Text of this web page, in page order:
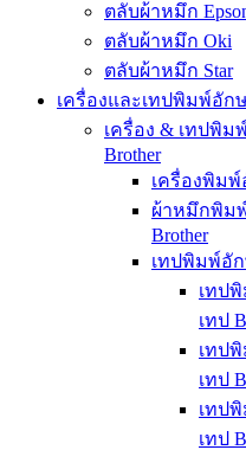
ตลับผ้าหมึก
ตลับผ้าหมึก Oki
ตลับผ้าหมึก Star
เครื่องและเทปพิมพ์อัก
เครื่อง & เทปพิม
Brother
เครื่องพิมพ์
ผ้าหมึกพิม
Brother
เทปพิมพ์อัก
เทป
เทป
เทป
เทป
เทป
เทป